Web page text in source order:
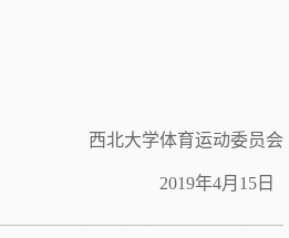
西北大学体育运动委员会
2019年4月15日